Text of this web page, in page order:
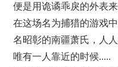
便是用诡谲乖戾的外表来
在这场名为捕猎的游戏
名昭彰的南疆萧氏，人人
唯有一人靠近的时候.....